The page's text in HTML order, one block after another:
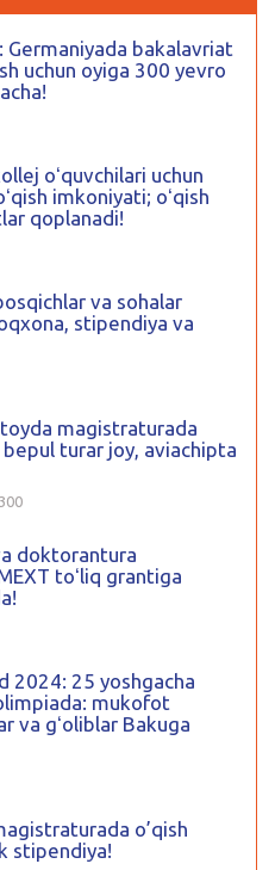
Germaniyada bakalavriat
uchun oyiga 300 yevro
oʻquvchilari uchun
imkoniyati; oʻqish
qoplanadi!
va sohalar
stipendiya va
magistraturada
bepul turar joy, aviachipta
doktorantura
toʻliq grantiga
2024: 25 yoshgacha
mukofot
va gʻoliblar Bakuga
o’qish
stipendiya!